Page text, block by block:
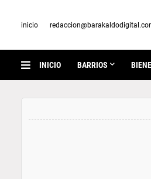
inicio
INICIO BARRIOS